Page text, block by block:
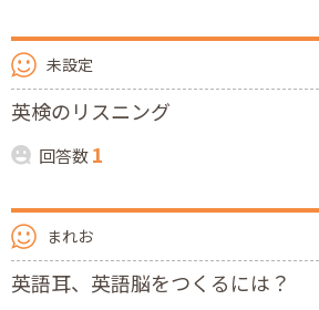
未設定
英検のリスニング
回答数1
まれお
英語耳、英語脳をつくるには？